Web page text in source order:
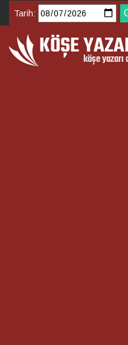
Tarih: